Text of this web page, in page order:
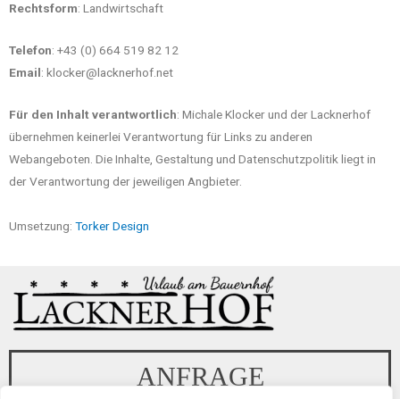
Rechtsform: Landwirtschaft
Telefon: +43 (0) 664 519 82 12
Email: klocker@lacknerhof.net
Für den Inhalt verantwortlich: Michale Klocker und der Lacknerhof
übernehmen keinerlei Verantwortung für Links zu anderen
Webangeboten. Die Inhalte, Gestaltung und Datenschutzpolitik liegt in
der Verantwortung der jeweiligen Angbieter.
Umsetzung: Torker Design
ANFRAGE